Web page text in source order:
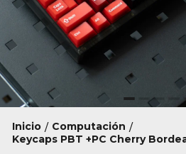
Inicio / Computación /
Keycaps PBT +PC Cherry